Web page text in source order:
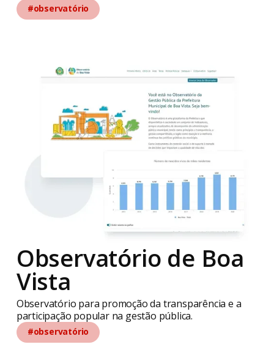
#observatório
Observatório de Boa
Vista
Observatório para promoção da transparência e a
participação popular na gestão pública.
#observatório